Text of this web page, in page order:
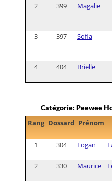
2
399 Magalie
3 397 Sofia
4 404 Brielle
Catégorie: Peewee
Rang Dossard Prénom
1
304 Logan
2 330 Maurice